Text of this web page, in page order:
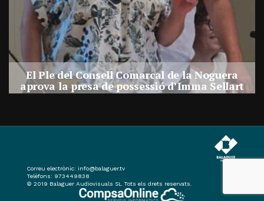
El Ple del Consell Comarcal de la Noguera
aprova la presa de possessió d’Imma Sellart
com a nova consellera comarcal
Correu electrònic: info@balaguer.tv
Telèfons: 973449838
© 2019 Balaguer Audiovisuals SL Tots els drets reservats.